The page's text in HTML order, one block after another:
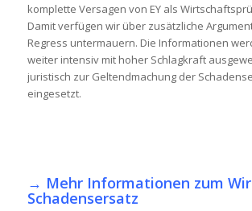
komplette Versagen von EY als
Damit verfügen wir über zusätzliche
Regress untermauern. Die Informationen
weiter intensiv mit hoher Schlagkraft
juristisch zur Geltendmachung der
eingesetzt.
→ Mehr Informationen zum
Schadensersatz